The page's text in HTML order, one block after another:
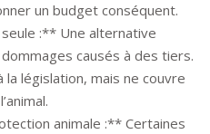
un budget conséquent.
:** Une alternative
causés à des tiers.
législation, mais ne couvre
animale :** Certaines